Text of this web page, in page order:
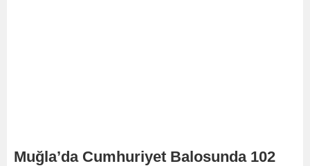
Muğla’da Cumhuriyet Balosunda 102